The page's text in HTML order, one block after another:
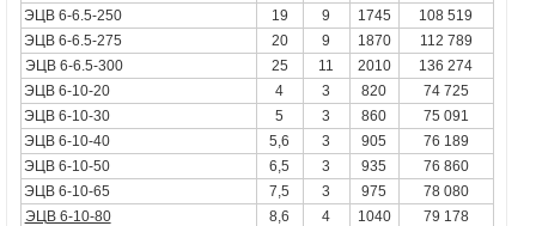
ЭЦВ 6-6.5-250
19 9 1745
108 519
ЭЦВ 6-6.5-275
20 9 1870
112 789
ЭЦВ 6-6.5-300
25 11 2010
136 274
ЭЦВ 6-10-20
4 3 820
74 725
ЭЦВ 6-10-30
5 3 860
75 091
ЭЦВ 6-10-40
5,6 3 905
76 189
ЭЦВ 6-10-50
6,5 3 935
76 860
ЭЦВ 6-10-65
7,5 3 975
78 080
ЭЦВ 6-10-80
8,6 4 1040
79 178